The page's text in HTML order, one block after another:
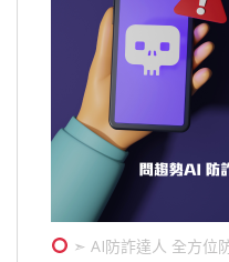
➣ AI防詐達人 全方位